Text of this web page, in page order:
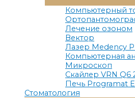
Компьютерный
Лечение озоном
Вектор
Лазер Medency
Компьютерная
Микроскоп
Скайлер VRN Q6
Печь Programat
Стоматология